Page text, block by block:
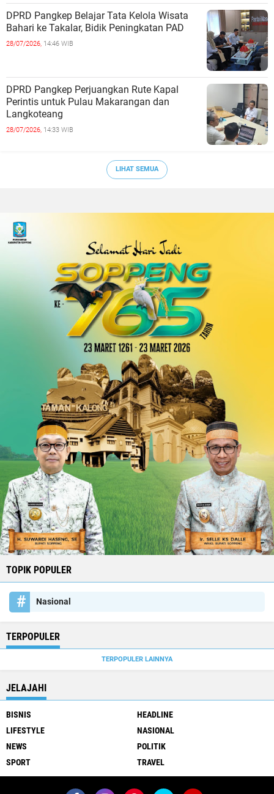
DPRD Pangkep Belajar Tata Kelola Wisata
Bahari ke Takalar, Bidik Peningkatan PAD
28/07/2026, 14:46 WIB
DPRD Pangkep Perjuangkan Rute Kapal
Perintis untuk Pulau Makarangan dan
Langkoteang
28/07/2026, 14:33 WIB
LIHAT SEMUA
TOPIK POPULER
Nasional
TERPOPULER
TERPOPULER LAINNYA
JELAJAHI
BISNIS
HEADLINE
LIFESTYLE
NASIONAL
NEWS
POLITIK
SPORT
TRAVEL